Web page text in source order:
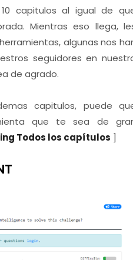
capitulos al igual de
Mientras eso llega,
algunas nos
seguidores en
de agrado.
capitulos, puede
que te sea de
Todos los capítulos ]